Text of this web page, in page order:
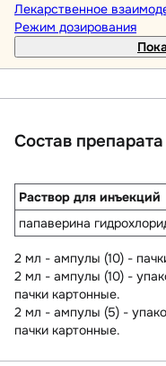
Лекарственное
Режим дозирования
Состав
Раствор для инъекций
папаверина
2 мл - ампулы (10) -
2 мл - ампулы (10) -
пачки картонные.
2 мл - ампулы (5) -
пачки картонные.